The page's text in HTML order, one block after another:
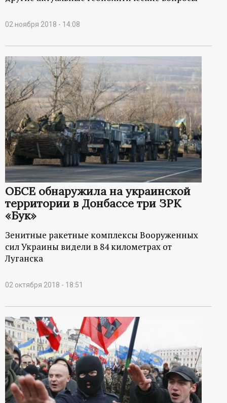
02 ноября 2018 - 14:08
ОБСЕ обнаружила на украинской
территории в Донбассе три ЗРК
«Бук»
Зенитные ракетные комплексы Вооруженных
сил Украины видели в 84 километрах от
Луганска
02 октября 2018 - 18:51